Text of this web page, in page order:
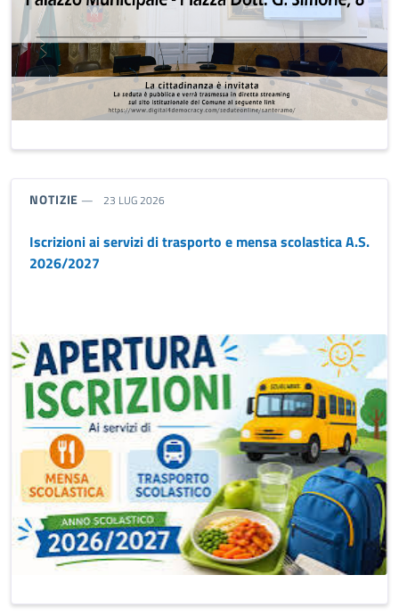
TIPO NOTIZIA:
NOTIZIE 23 LUG 2026
Iscrizioni ai servizi di trasporto e mensa scolastica A.S.
2026/2027